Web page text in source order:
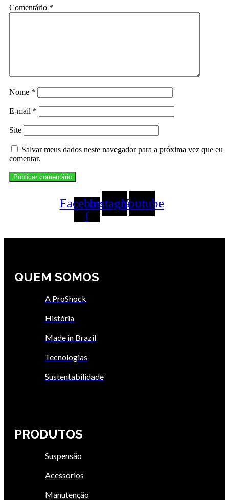
Comentário *
Nome *
E-mail *
Site
Salvar meus dados neste navegador para a próxima vez que eu
comentar.
Facebook-
f
InstagramYoutube
QUEM SOMOS
A ProShock
História
Made in Brazil
Tecnologias
Sustentabilidade
PRODUTOS
Suspensão
Acessórios
Manutenção